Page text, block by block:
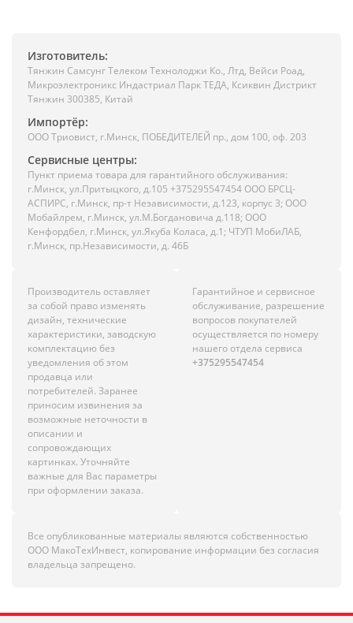
Изготовитель:
Тянжин Самсунг Телеком Технолоджи Ко., Лтд, Вейси Роад,
Микроэлектроникс Индастриал Парк ТЕДА, Ксиквин Дистрикт
Тянжин 300385, Китай
Импортёр:
ООО Триовист, г.Минск, ПОБЕДИТЕЛЕЙ пр., дом 100, оф. 203
Сервисные центры:
Пункт приема товара для гарантийного обслуживания:
г.Минск, ул.Притыцкого, д.105 +375295547454 ООО БРСЦ-
АСПИРС, г.Минск, пр-т Независимости, д.123, корпус 3; ООО
Мобайлрем, г.Минск, ул.М.Богдановича д.118; ООО
Кенфордбел, г.Минск, ул.Якуба Коласа, д.1; ЧТУП МобиЛАБ,
г.Минск, пр.Независимости, д. 46Б
Производитель оставляет
за собой право изменять
дизайн, технические
характеристики, заводскую
комплектацию без
уведомления об этом
продавца или
потребителей. Заранее
приносим извинения за
возможные неточности в
описании и
сопровождающих
картинках. Уточняйте
важные для Вас параметры
при оформлении заказа.
Гарантийное и сервисное
обслуживание, разрешение
вопросов покупателей
осуществляется по номеру
нашего отдела сервиса
+375295547454
Все опубликованные материалы являются собственностью
ООО МакоТехИнвест, копирование информации без согласия
владельца запрещено.